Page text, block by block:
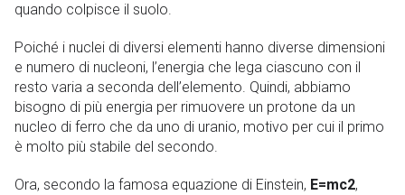
quando colpisce il suolo.
Poiché i nuclei di diversi elementi hanno diverse dimensioni
e numero di nucleoni, l’energia che lega ciascuno con il
resto varia a seconda dell’elemento. Quindi, abbiamo
bisogno di più energia per rimuovere un protone da un
nucleo di ferro che da uno di uranio, motivo per cui il primo
è molto più stabile del secondo.
Ora, secondo la famosa equazione di Einstein, E=mc2,